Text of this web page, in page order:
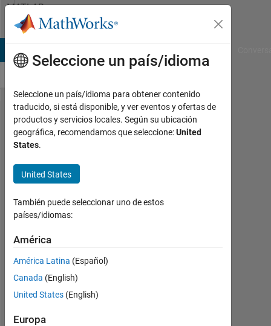
Saltar al contenido
MATLAB
Answers
"Exceeded
maximum
file
error while
Quadcopter​
_Controlle​
rWithNavig​
ation model
in SITL
Seleccione un país/idioma
Seleccione un país/idioma para obtener contenido
traducido, si está disponible, y ver eventos y ofertas de
productos y servicios locales. Según su ubicación
geográfica, recomendamos que seleccione:United
States.
United States
También puede seleccionar uno de estos
países/idiomas:
América
América Latina (Español)
Canada (English)
United States (English)
Europa